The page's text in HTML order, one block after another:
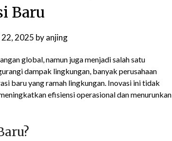
Baru
2025 byanjing
global, namun juga menjadi salah satu
dampak lingkungan, banyak perusahaan
baru yang ramah lingkungan. Inovasi ini tidak
efisiensi operasional dan menurunkan